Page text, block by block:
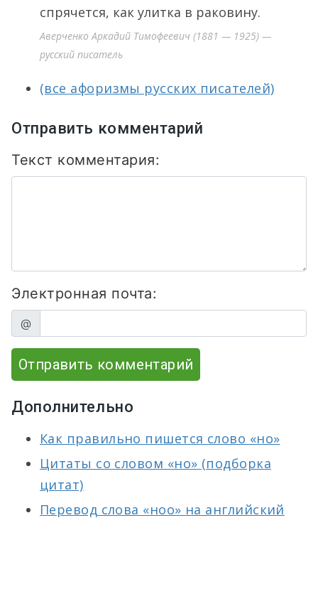
спрячется, как улитка в раковину.
Аверченко Аркадий Тимофеевич (1881 — 1925) —
русский писатель
(все афоризмы русских писателей)
Отправить комментарий
Текст комментария:
Электронная почта:
@
Отправить комментарий
Дополнительно
Как правильно пишется слово «но»
Цитаты со словом «но» (подборка
цитат)
Перевод слова «ноо» на английский